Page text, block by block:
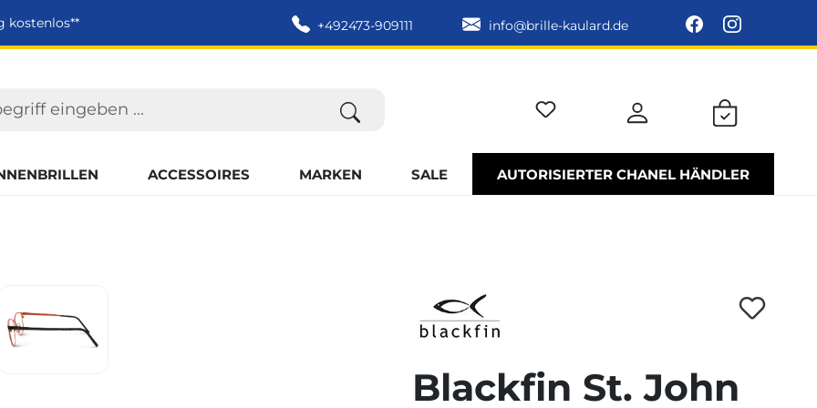
kostenlos** +492473-909111 info@brille-kaulard.de
ACCESSOIRES MARKEN SALE AUTORISIERTER CHANEL HÄNDLER
Blackfin St. John